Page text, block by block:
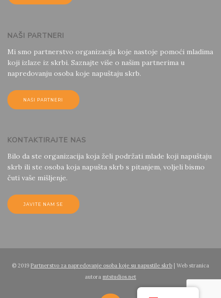
NAŠI PARTNERI
Mi smo partnerstvo organizacija koje nastoje pomoći mladima
koji izlaze iz skrbi. Saznajte više o našim partnerima u
napredovanju osoba koje napuštaju skrb.
NAŠI PARTNERI
KONTAKTIRAJTE NAS
Bilo da ste organizacija koja želi podržati mlade koji napuštaju
skrb ili ste osoba koja napušta skrb s pitanjem, voljeli bismo
čuti vaše mišljenje.
JAVITE NAM SE
© 2019 Partnerstvo za napredovanje osoba koje su napustile skrb | Web stranica
autora mtstudios.net